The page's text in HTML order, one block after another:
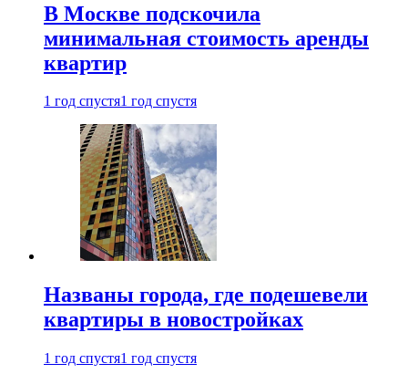
В Москве подскочила
минимальная стоимость аренды
квартир
1 год спустя1 год спустя
Названы города, где подешевели
квартиры в новостройках
1 год спустя1 год спустя